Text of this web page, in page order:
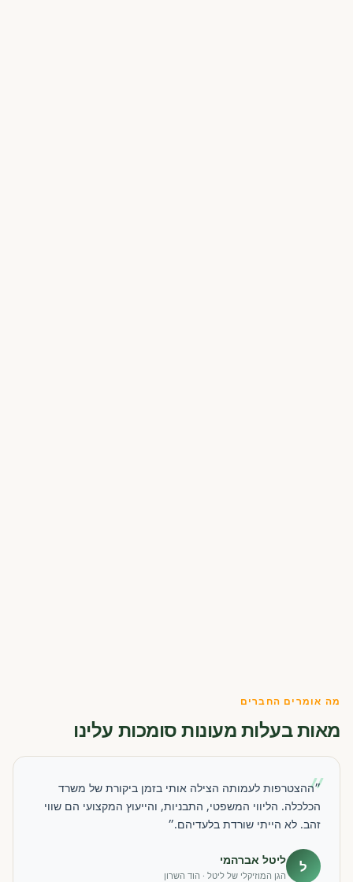
מה אומרים החברים
מאות בעלות מעונות סומכות עלינו
״
״ההצטרפות לעמותה הצילה אותי בזמן ביקורת של משרד
הכלכלה. הליווי המשפטי, התבניות, והייעוץ המקצועי הם שווי
זהב. לא הייתי שורדת בלעדיהם.״
ל ליטל אברהמי
הגן המוזיקלי של ליטל · הוד השרון